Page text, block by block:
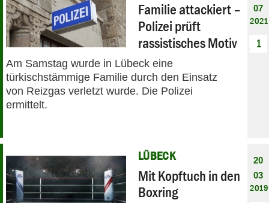
Familie attackiert –
Polizei prüft
rassistisches Motiv
Am Samstag wurde in Lübeck eine
türkischstämmige Familie durch den Einsatz
von Reizgas verletzt wurde. Die Polizei
ermittelt.
07
2021
1
LÜBECK
Mit Kopftuch in den
Boxring
20
03
2019